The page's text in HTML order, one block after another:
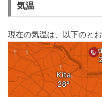
気温
現在の気温は、以下のとお